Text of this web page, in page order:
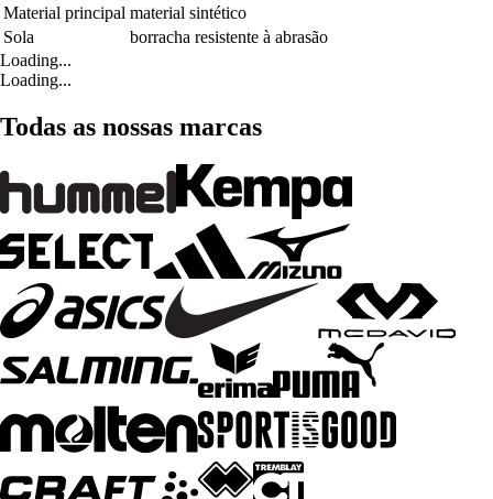
Material principal material sintético
Sola
borracha resistente à abrasão
Loading...
Loading...
Todas as nossas marcas